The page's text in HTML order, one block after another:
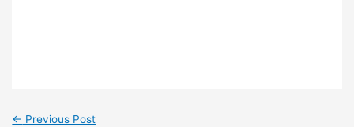
← Previous Post